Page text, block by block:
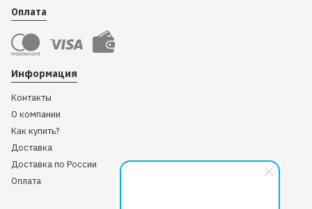
Оплата
Информация
Контакты
О компании
Как купить?
Доставка
Доставка по России
Оплата